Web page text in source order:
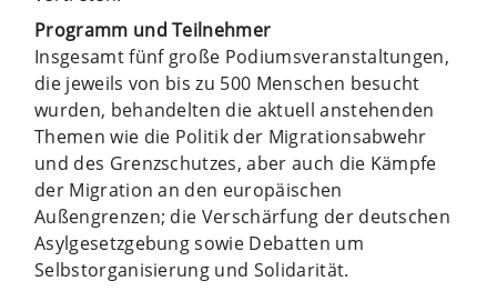
Programm und Teilnehmer
Insgesamt fünf große Podiumsveranstaltungen,
die jeweils von bis zu 500 Menschen besucht
wurden, behandelten die aktuell anstehenden
Themen wie die Politik der Migrationsabwehr
und des Grenzschutzes, aber auch die Kämpfe
der Migration an den europäischen
Außengrenzen; die Verschärfung der deutschen
Asylgesetzgebung sowie Debatten um
Selbstorganisierung und Solidarität.